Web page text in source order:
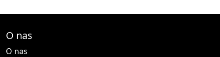
O nas
O nas